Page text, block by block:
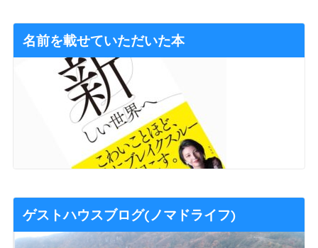
名前を載せていただいた本
ゲストハウスブログ(ノマドライフ)